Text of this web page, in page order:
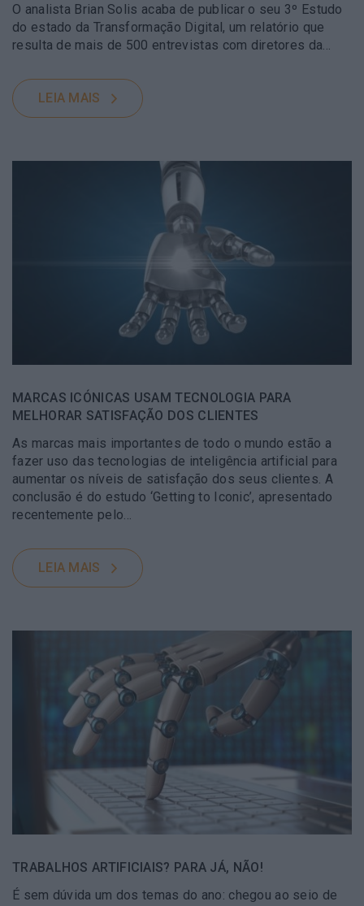
O analista Brian Solis acaba de publicar o seu 3º Estudo
do estado da Transformação Digital, um relatório que
resulta de mais de 500 entrevistas com diretores da…
LEIA MAIS
MARCAS ICÓNICAS USAM TECNOLOGIA PARA
MELHORAR SATISFAÇÃO DOS CLIENTES
As marcas mais importantes de todo o mundo estão a
fazer uso das tecnologias de inteligência artificial para
aumentar os níveis de satisfação dos seus clientes. A
conclusão é do estudo ‘Getting to Iconic’, apresentado
recentemente pelo…
LEIA MAIS
TRABALHOS ARTIFICIAIS? PARA JÁ, NÃO!
É sem dúvida um dos temas do ano: chegou ao seio de